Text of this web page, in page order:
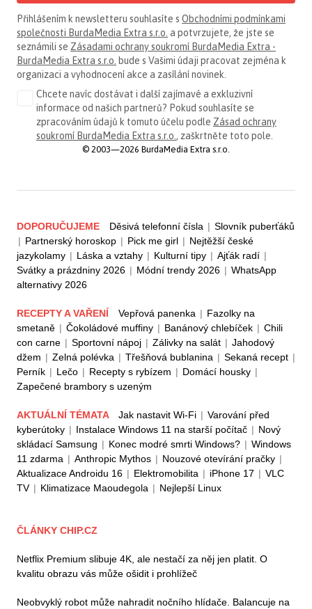
Přihlášením k newsletteru souhlasíte s Obchodními podmínkami
společnosti BurdaMedia Extra s.r.o. a potvrzujete, že jste se
seznámili se Zásadami ochrany soukromí BurdaMedia Extra -
BurdaMedia Extra s.r.o. bude s Vašimi údaji pracovat zejména k
organizaci a vyhodnocení akce a zasílání novinek.
Chcete navíc dostávat i další zajímavé a exkluzivní
informace od našich partnerů? Pokud souhlasíte se
zpracováním údajů k tomuto účelu podle Zásad ochrany
soukromí BurdaMedia Extra s.r.o. , zaškrtněte toto pole.
© 2003—2026 BurdaMedia Extra s.r.o.
DOPORUČUJEME Děsivá telefonní čísla | Slovník puberťáků
| Partnerský horoskop | Pick me girl | Nejtěžší české
jazykolamy | Láska a vztahy | Kulturní tipy | Ajťák radí |
Svátky a prázdniny 2026 | Módní trendy 2026 | WhatsApp
alternativy 2026
RECEPTY A VAŘENÍ Vepřová panenka | Fazolky na
smetaně | Čokoládové muffiny | Banánový chlebíček | Chili
con carne | Sportovní nápoj | Zálivky na salát | Jahodový
džem | Zelná polévka | Třešňová bublanina | Sekaná recept |
Perník | Lečo | Recepty s rybízem | Domácí housky |
Zapečené brambory s uzeným
AKTUÁLNÍ TÉMATA Jak nastavit Wi-Fi | Varování před
kyberútoky | Instalace Windows 11 na starší počítač | Nový
skládací Samsung | Konec modré smrti Windows? | Windows
11 zdarma | Anthropic Mythos | Nouzové otevírání pračky |
Aktualizace Androidu 16 | Elektromobilita | iPhone 17 | VLC
TV | Klimatizace Maoudegola | Nejlepší Linux
ČLÁNKY CHIP.CZ
Netflix Premium slibuje 4K, ale nestačí za něj jen platit. O
kvalitu obrazu vás může ošidit i prohlížeč
Neobvyklý robot může nahradit nočního hlídače. Balancuje na